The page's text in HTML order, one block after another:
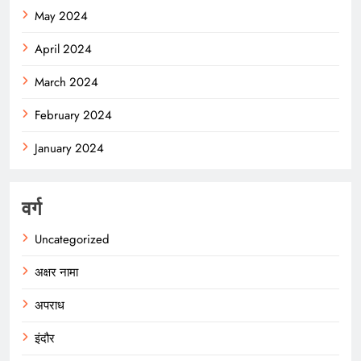
May 2024
April 2024
March 2024
February 2024
January 2024
वर्ग
Uncategorized
अक्षर नामा
अपराध
इंदौर